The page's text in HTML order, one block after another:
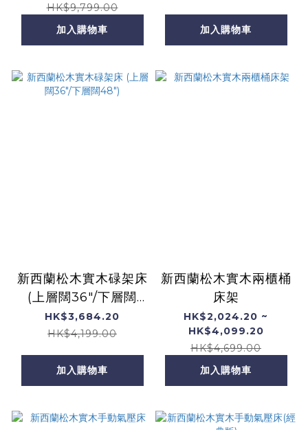
HK$9,799.00
加入購物車
加入購物車
新西蘭松木實木碌架床
(上層闊36"/下層闊
48")
HK$3,684.20
HK$4,199.00
加入購物車
新西蘭松木實木兩櫃桶
床架
HK$2,024.20 ~
HK$4,099.20
HK$4,699.00
加入購物車